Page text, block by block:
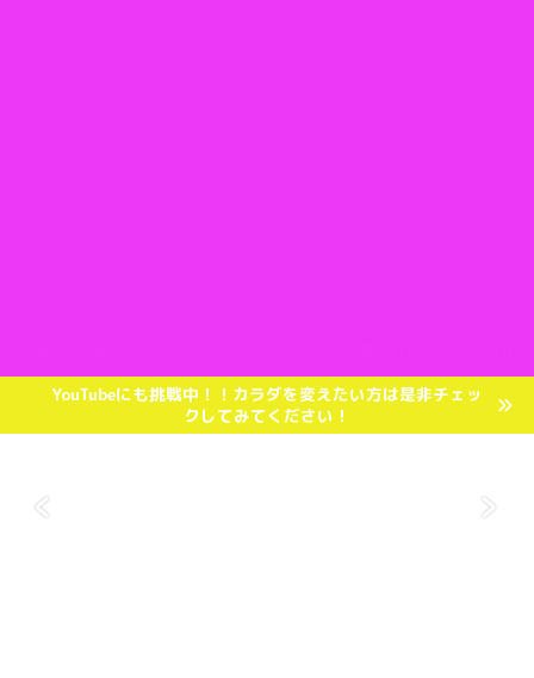
YouTubeにも挑戦中！！カラダを変えたい方は是非チェッ
クしてみてください！